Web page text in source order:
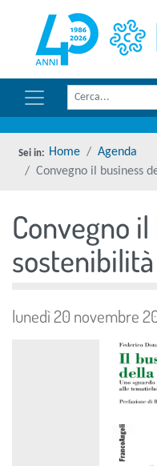
Vai ai contenuti
Menu di navigazione
Cerca
torna al menu di scelta rapida
Menu di
torna al menu di scelta
Cerca nel sito
Home
Agenda
Convegno il business
torna al menu di scelta
Convegno
sostenibilità
lunedì 20 novembre